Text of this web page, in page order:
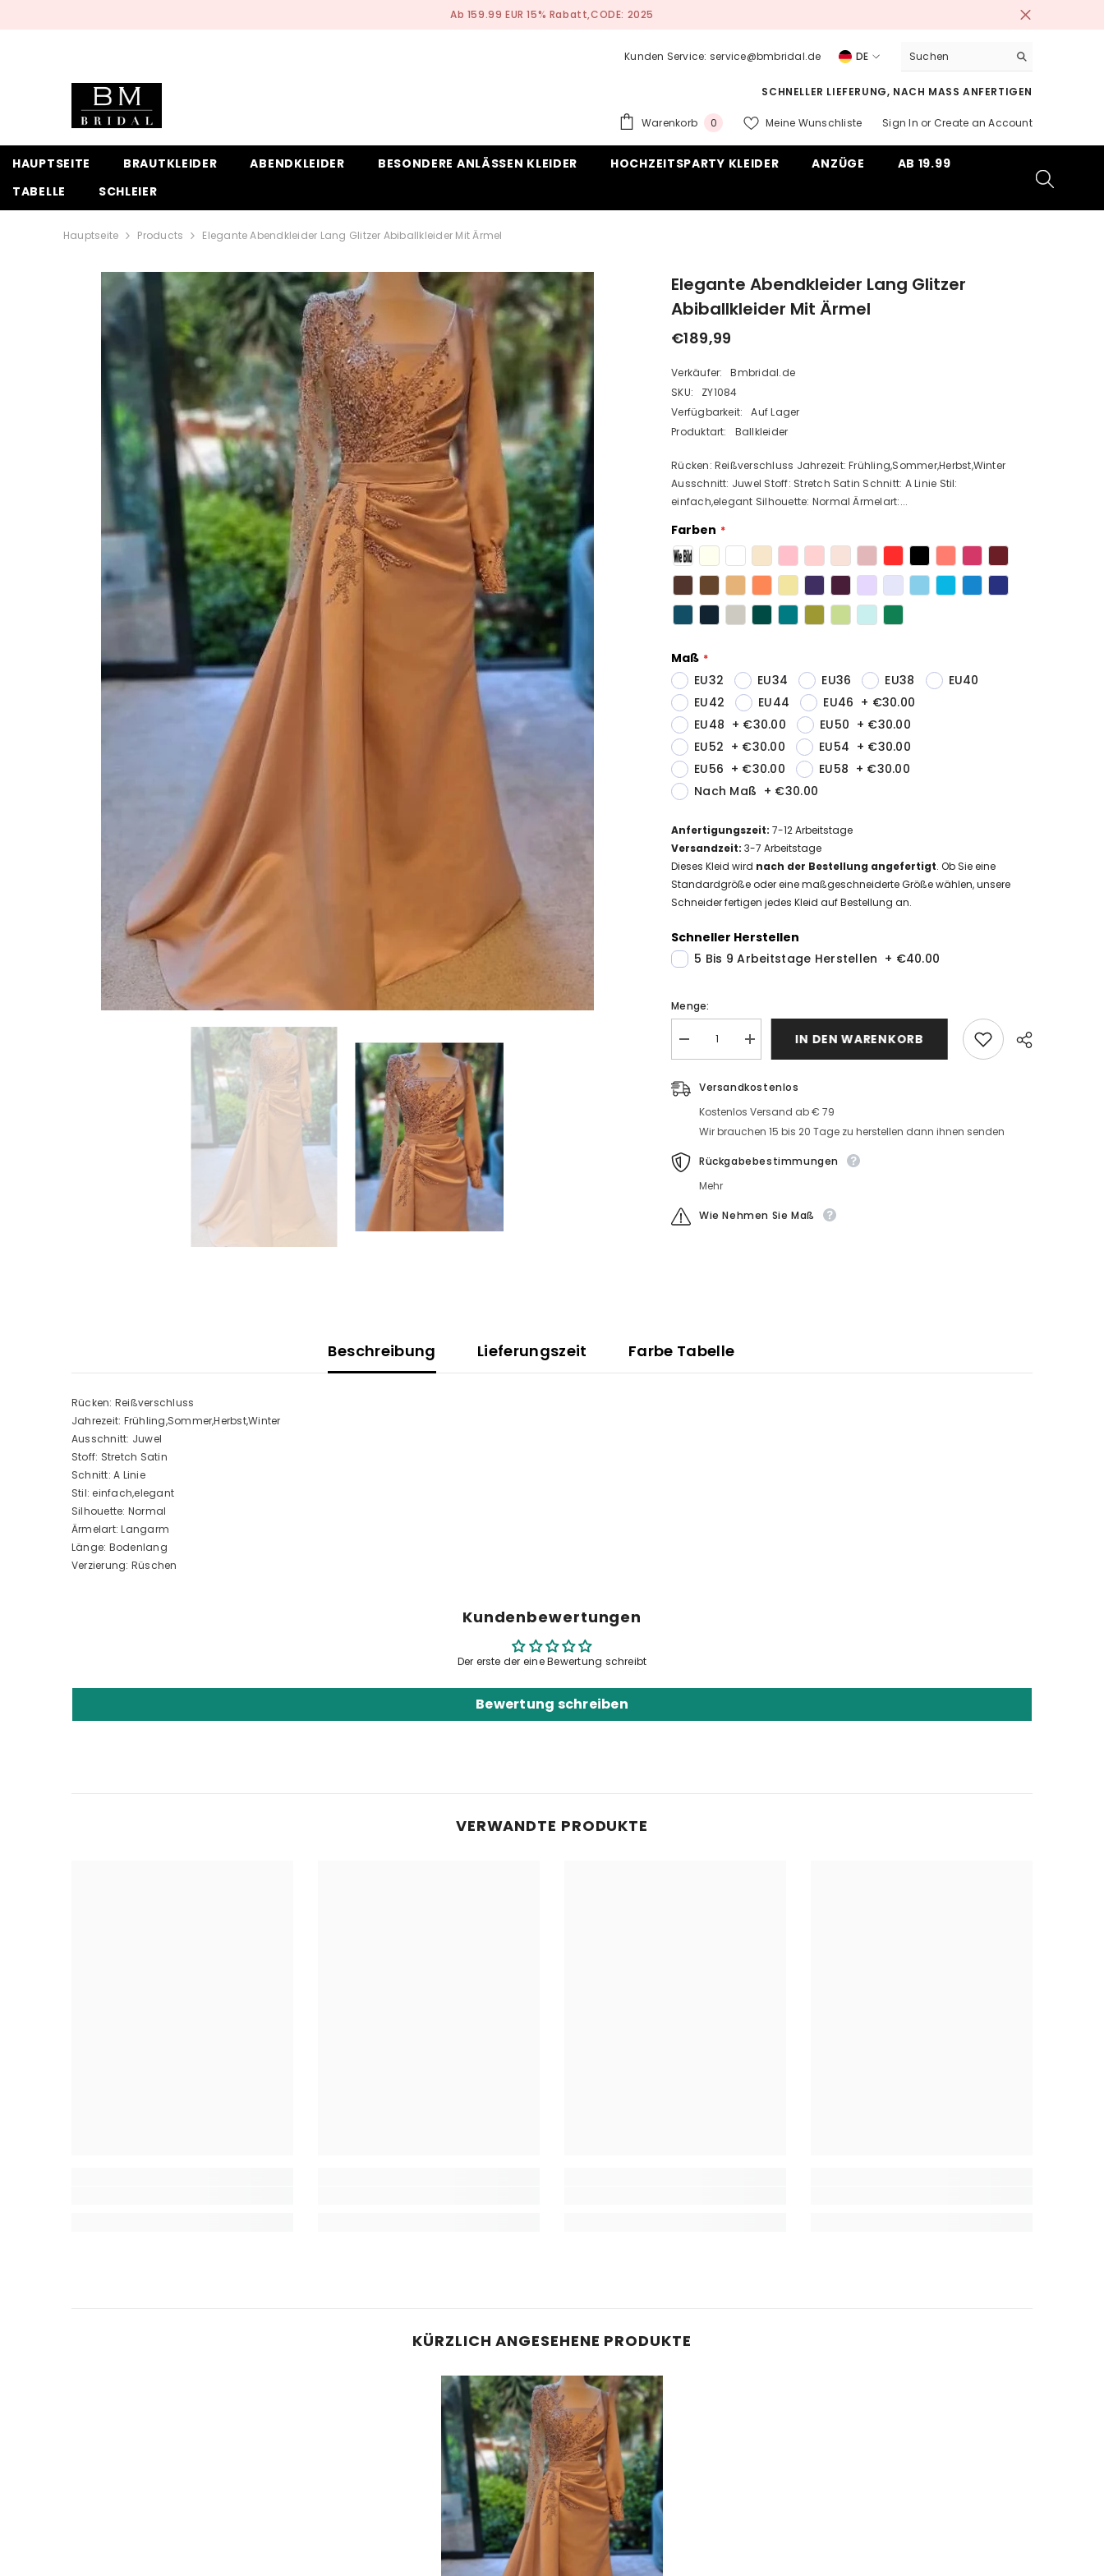
Nach Maß Anfertigen Service
Kunden Service: service@bmbridal.de
DE
SCHNELLER LIEFERUNG, NACH MASS ANFERTIGEN
Warenkorb 00
Meine Wunschliste Sign In or Create an Account
HAUPTSEITE BRAUTKLEIDER ABENDKLEIDER BESONDERE ANLÄSSEN KLEIDER HOCHZEITSPARTY KLEIDER ANZÜGE
AB 19.99
TABELLE
SCHLEIER
Hauptseite Products Elegante Abendkleider Lang Glitzer Abiballkleider Mit Ärmel
Elegante Abendkleider Lang Glitzer
Abiballkleider Mit Ärmel
€189,99
Verkäufer:
Bmbridal.de
SKU:
ZY1084
Verfügbarkeit:
Auf Lager
Produktart:
Ballkleider
Rücken: Reißverschluss Jahrezeit: Frühling,Sommer,Herbst,Winter
Ausschnitt: Juwel Stoff: Stretch Satin Schnitt: A Linie Stil:
einfach,elegant Silhouette: Normal Ärmelart:...
Farben
Maß
EU32
EU34 EU36 EU38
EU40
EU42
EU44 EU46 + €30.00
EU48 + €30.00 EU50 + €30.00
EU52 + €30.00 EU54 + €30.00
EU56 + €30.00 EU58 + €30.00
Nach Maß + €30.00
Anfertigungszeit:7-12Arbeitstage
Versandzeit:3-7 Arbeitstage
Dieses Kleid wird nach der Bestellung angefertigt. Ob Sie eine
Standardgröße oder eine maßgeschneiderte Größe wählen, unsere
Schneider fertigen jedes Kleid auf Bestellung an.
Schneller Herstellen
5 Bis 9 Arbeitstage Herstellen + €40.00
Menge:
Elegante
Lang
Glitzer
Abiballkleider
Ärmel
MengeElegante
Abendkleider
Glitzer
Abiballkleider
mit
Ärmel
IN DEN WARENKORB
Versandkostenlos
Kostenlos Versand ab € 79
Wir brauchen 15 bis 20 Tage zu herstellen dann ihnen senden
Rückgabebestimmungen
Mehr
Wie Nehmen Sie Maß
Beschreibung Lieferungszeit Farbe Tabelle
Rücken: Reißverschluss
Jahrezeit: Frühling,Sommer,Herbst,Winter
Ausschnitt: Juwel
Stoff: Stretch Satin
Schnitt: A Linie
Stil: einfach,elegant
Silhouette: Normal
Ärmelart: Langarm
Länge: Bodenlang
Verzierung: Rüschen
Kundenbewertungen
Der erste der eine Bewertung schreibt
Bewertung schreiben
VERWANDTE PRODUKTE
KÜRZLICH ANGESEHENE PRODUKTE